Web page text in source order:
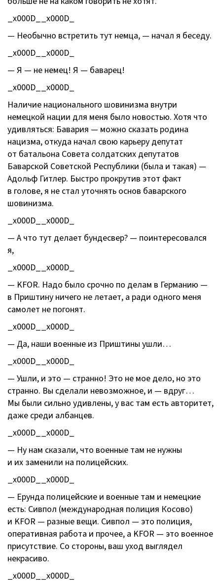
_x000D__x000D_
— Необычно встретить тут немца, — начал я беседу.
_x000D__x000D_
— Я — не немец! Я — баварец!
_x000D__x000D_
Наличие национального шовинизма внутри
немецкой нации для меня было новостью. Хотя что
удивляться: Бавария — можно сказать родина
нацизма, откуда начал свою карьеру депутат
от батальона Совета солдатских депутатов
Баварской Советской Республики (была и такая) —
Адольф Гитлер. Быстро прокрутив этот факт
в голове, я не стал уточнять основ баварского
шовинизма.
_x000D__x000D_
— А что тут делает бундесвер? — поинтересовался
я,
_x000D__x000D_
— KFOR. Надо было срочно по делам в Германию —
в Приштину ничего не летает, а ради одного меня
самолет не погонят.
_x000D__x000D_
— Да, наши военные из Приштины ушли…
_x000D__x000D_
— Ушли, и это — странно! Это не мое дело, но это
странно. Вы сделали невозможное, и — вдруг…
Мы были сильно удивлены, у вас там есть авторитет,
даже среди албанцев.
_x000D__x000D_
— Ну нам сказали, что военные там не нужны
и их заменили на полицейских.
_x000D__x000D_
— Ерунда полицейские и военные там и немецкие
есть: Сивпол (международная полиция Косово)
и KFOR — разные вещи. Сивпол — это полиция,
оперативная работа и прочее, а KFOR — это военное
присутствие. Со стороны, ваш уход выглядел
некрасиво.
_x000D__x000D_